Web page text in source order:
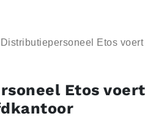
Distributiepersoneel Etos voert
Etos voert